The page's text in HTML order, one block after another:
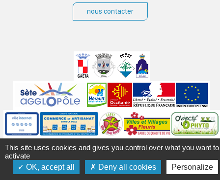
nous contacter
partenaires
Labels
Autres
This site uses cookies and gives you control over what you want to
activate
OK, accept all
Deny all cookies Personalize